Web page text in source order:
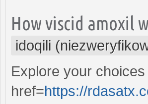
How viscid amoxil
idoqili
Explore your
href=https://